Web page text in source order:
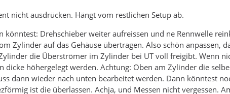
nicht ausdrücken. Hängt vom restlichen Setup ab.
könntest: Drehschieber weiter aufreissen und ne Rennwelle
Zylinder auf das Gehäuse übertragen. Also schön anpassen,
die Überströmer im Zylinder bei UT voll freigibt. Wenn
dicke höhergelegt werden. Achtung: Oben am Zylinder die
dann wieder nach unten bearbeitet werden. Dann könntest
ist die überlassen. Achja, und Messen nicht vergessen.